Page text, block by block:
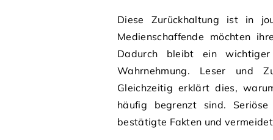
Diese Zurückhaltung ist in
Medienschaffende möchten
Dadurch bleibt ein
Wahrnehmung. Leser und
Gleichzeitig erklärt dies,
häufig begrenzt sind.
bestätigte Fakten und